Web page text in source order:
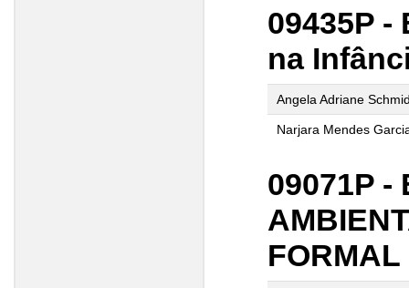
09435P
na
Angela Adriane
Narjara Mendes
09071P -
FORMAL